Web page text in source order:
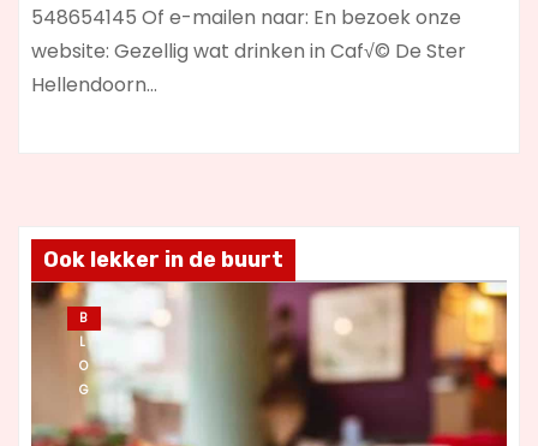
548654145 Of e-mailen naar: En bezoek onze
website: Gezellig wat drinken in Caf√© De Ster
Hellendoorn…
Ook lekker in de buurt
B
L
O
G